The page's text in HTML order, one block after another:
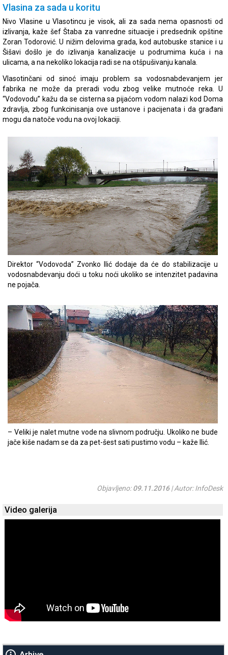
Vlasina za sada u koritu
Nivo Vlasine u Vlasotincu je visok, ali za sada nema opasnosti od
izlivanja, kaže šef Štaba za vanredne situacije i predsednik opštine
Zoran Todorović. U nižim delovima grada, kod autobuske stanice i u
Šišavi došlo je do izlivanja kanalizacije u podrumima kuća i na
ulicama, a na nekoliko lokacija radi se na otšpušivanju kanala.
Vlasotinčani od sinoć imaju problem sa vodosnabdevanjem jer
fabrika ne može da preradi vodu zbog velike mutnoće reka. U
“Vodovodu” kažu da se cisterna sa pijaćom vodom nalazi kod Doma
zdravlja, zbog funkcinisanja ove ustanove i pacijenata i da građani
mogu da natoče vodu na ovoj lokaciji.
Direktor “Vodovoda” Zvonko Ilić dodaje da će do stabilizacije u
vodosnabdevanju doći u toku noći ukoliko se intenzitet padavina
ne pojača.
– Veliki je nalet mutne vode na slivnom području. Ukoliko ne bude
jače kiše nadam se da za pet-šest sati pustimo vodu – kaže Ilić.
Objavljeno:09.11.2016| Autor: InfoDesk
Video galerija